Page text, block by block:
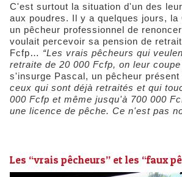
C'est surtout la situation d'un des
aux poudres. Il y a quelques jours, la
un pêcheur professionnel de
voulait percevoir sa pension de
Fcfp… “Les vrais pêcheurs qui
retraite de 20 000 Fcfp, on leur
s'insurge Pascal, un pêcheur présent
ceux qui sont déjà retraités et qui
000 Fcfp et même jusqu'à 700 000
une licence de pêche. Ce n'est pas
Les “vrais pêcheurs” et les “faux